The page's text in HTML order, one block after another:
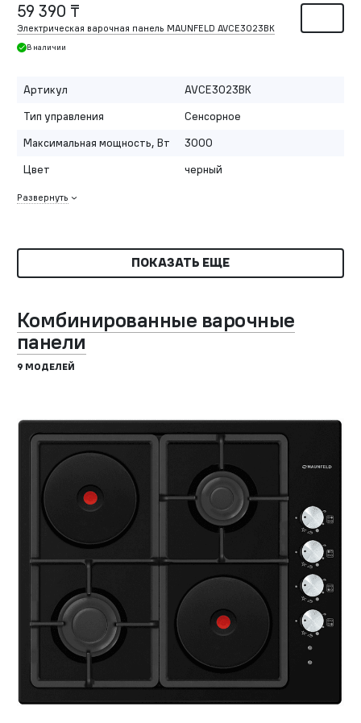
59 390 ₸
Электрическая варочная панель MAUNFELD AVCE3023BK
В наличии
Артикул
AVCE3023BK
Тип управления
Сенсорное
Максимальная мощность, Вт
3000
Цвет
черный
Развернуть
ПОКАЗАТЬ ЕЩЕ
Комбинированные варочные
панели
9 МОДЕЛЕЙ